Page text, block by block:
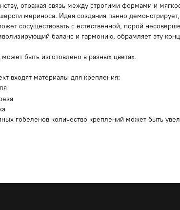
отражая связь между строгими формами и
мериноса. Идея создания панно
сосуществовать с естественной, порой
баланс и гармонию, обрамляет эту
быть изготовлено в разных цветах.
входят материалы для крепления:
гобеленов количество креплений может быть